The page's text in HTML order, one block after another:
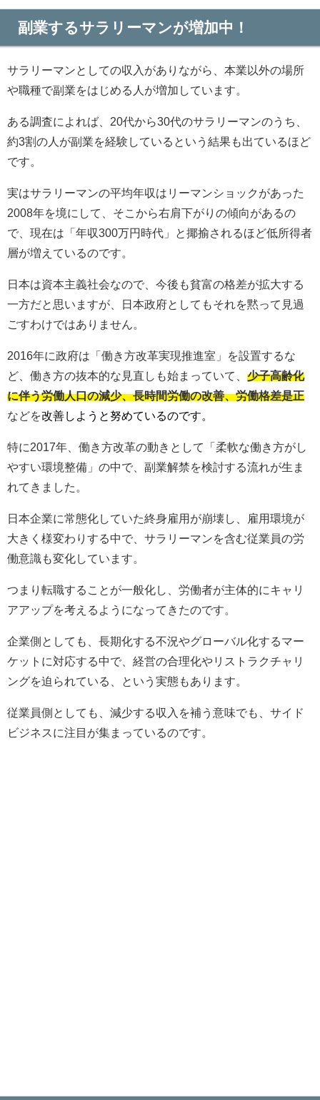
副業するサラリーマンが増加中！
サラリーマンとしての収入がありながら、本業以外の場所
や職種で副業をはじめる人が増加しています。
ある調査によれば、20代から30代のサラリーマンのうち、
約3割の人が副業を経験しているという結果も出ているほど
です。
実はサラリーマンの平均年収はリーマンショックがあった
2008年を境にして、そこから右肩下がりの傾向があるの
で、現在は「年収300万円時代」と揶揄されるほど低所得者
層が増えているのです。
日本は資本主義社会なので、今後も貧富の格差が拡大する
一方だと思いますが、日本政府としてもそれを黙って見過
ごすわけではありません。
2016年に政府は「働き方改革実現推進室」を設置するな
ど、働き方の抜本的な見直しも始まっていて、 少子高齢化
に伴う労働人口の減少、長時間労働の改善、労働格差是正
などを改善しようと努めているのです。
特に2017年、働き方改革の動きとして「柔軟な働き方がし
やすい環境整備」の中で、副業解禁を検討する流れが生ま
れてきました。
日本企業に常態化していた終身雇用が崩壊し、雇用環境が
大きく様変わりする中で、サラリーマンを含む従業員の労
働意識も変化しています。
つまり転職することが一般化し、労働者が主体的にキャリ
アアップを考えるようになってきたのです。
企業側としても、長期化する不況やグローバル化するマー
ケットに対応する中で、経営の合理化やリストラクチャリ
ングを迫られている、という実態もあります。
従業員側としても、減少する収入を補う意味でも、サイド
ビジネスに注目が集まっているのです。